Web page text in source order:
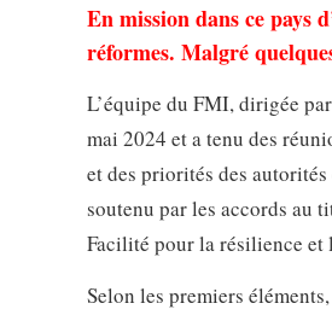
En mission dans ce pays
réformes. Malgré
L’équipe du FMI, dirigée
mai 2024 et a tenu des
et des priorités des
soutenu par les accords au
Facilité pour la résilience
Selon les premiers éléments,